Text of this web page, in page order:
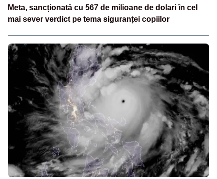
Meta, sancționată cu 567 de milioane de dolari în cel
mai sever verdict pe tema siguranței copiilor